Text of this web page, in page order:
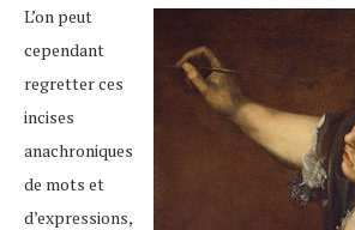
L’on peut
cependant
regretter ces
incises
anachroniques
de mots et
d’expressions,